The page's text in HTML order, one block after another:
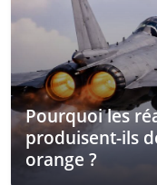
Pourquoi les
produisent-ils
orange ?